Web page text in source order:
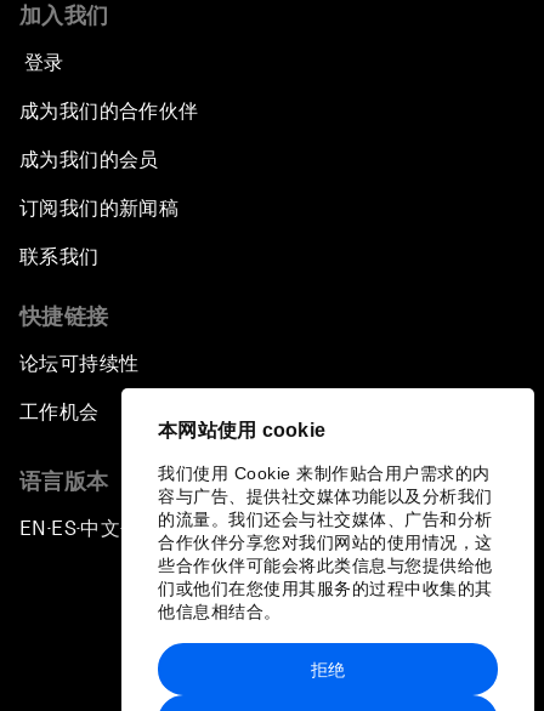
本网站使用 cookie
我们使用 Cookie 来制作贴合用户需求的内
容与广告、提供社交媒体功能以及分析我们
的流量。我们还会与社交媒体、广告和分析
合作伙伴分享您对我们网站的使用情况，这
些合作伙伴可能会将此类信息与您提供给他
们或他们在您使用其服务的过程中收集的其
他信息相结合。
拒绝
加入我们
登录
成为我们的合作伙伴
成为我们的会员
订阅我们的新闻稿
联系我们
快捷链接
论坛可持续性
工作机会
语言版本
EN ▪ES▪中文▪ 日本語